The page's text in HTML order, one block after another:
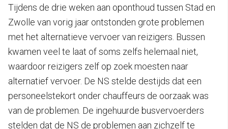
Tijdens de drie weken aan oponthoud tussen Stad en
Zwolle van vorig jaar ontstonden grote problemen
met het alternatieve vervoer van reizigers. Bussen
kwamen veel te laat of soms zelfs helemaal niet,
waardoor reizigers zelf op zoek moesten naar
alternatief vervoer. De NS stelde destijds dat een
personeelstekort onder chauffeurs de oorzaak was
van de problemen. De ingehuurde busvervoerders
stelden dat de NS de problemen aan zichzelf te